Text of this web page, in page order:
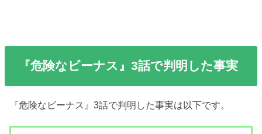
『危険なビーナス』3話で判明した事実
『危険なビーナス』3話で判明した事実は以下です。